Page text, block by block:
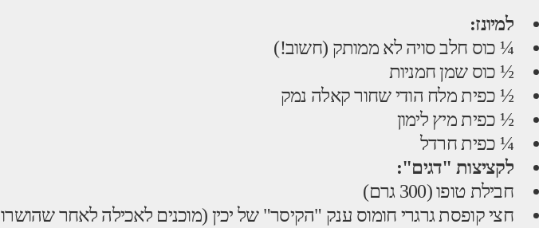
למיונז:
¼ כוס חלב סויה לא ממותק (חשוב!)
½ כוס שמן חמניות
½ כפית מלח הודי שחור קאלה נמק
½ כפית מיץ לימון
¼ כפית חרדל
לקציצות "דגים":
חבילת טופו (300 גרם)
חצי קופסת גרגרי חומוס ענק "הקיסר" של יכין (מוכנים לאכילה לאחר שהושרו